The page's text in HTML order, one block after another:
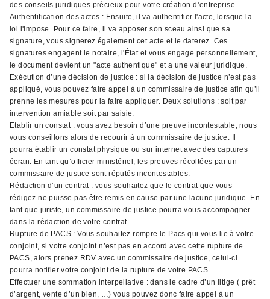
des conseils juridiques précieux pour votre création d’entreprise
Authentification des actes : Ensuite, il va authentifier l'acte, lorsque la
loi l'impose. Pour ce faire, il va apposer son sceau ainsi que sa
signature, vous signerez également cet acte et le daterez. Ces
signatures engagent le notaire, l'État et vous engage personnellement,
le document devient un "acte authentique" et a une valeur juridique.
Exécution d’une décision de justice : si la décision de justice n’est pas
appliqué, vous pouvez faire appel à un commissaire de justice afin qu’il
prenne les mesures pour la faire appliquer. Deux solutions : soit par
intervention amiable soit par saisie.
Etablir un constat : vous avez besoin d’une preuve incontestable, nous
vous conseillons alors de recourir à un commissaire de justice. Il
pourra établir un constat physique ou sur internet avec des captures
écran. En tant qu’officier ministériel, les preuves récoltées par un
commissaire de justice sont réputés incontestables.
Rédaction d’un contrat : vous souhaitez que le contrat que vous
rédigez ne puisse pas être remis en cause par une lacune juridique. En
tant que juriste, un commissaire de justice pourra vous accompagner
dans la rédaction de votre contrat.
Rupture de PACS : Vous souhaitez rompre le Pacs qui vous lie à votre
conjoint, si votre conjoint n’est pas en accord avec cette rupture de
PACS, alors prenez RDV avec un commissaire de justice, celui-ci
pourra notifier votre conjoint de la rupture de votre PACS.
Effectuer une sommation interpellative : dans le cadre d’un litige ( prêt
d’argent, vente d’un bien, …) vous pouvez donc faire appel à un